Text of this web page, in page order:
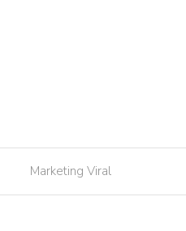
Marketing Viral